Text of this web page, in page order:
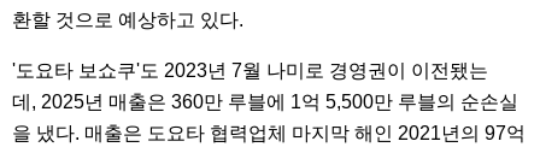
환할 것으로 예상하고 있다.
'도요타 보쇼쿠'도 2023년 7월 나미로 경영권이 이전됐는
데, 2025년 매출은 360만 루블에 1억 5,500만 루블의 순손실
을 냈다. 매출은 도요타 협력업체 마지막 해인 2021년의 97억